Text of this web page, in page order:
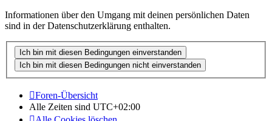
Informationen über den Umgang mit deinen persönlichen Daten
sind in der Datenschutzerklärung enthalten.
Foren-Übersicht
Alle Zeiten sind UTC+02:00